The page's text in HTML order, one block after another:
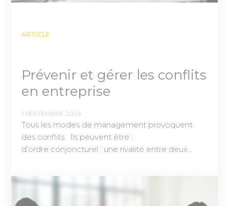
ARTICLE
Prévenir et gérer les conflits
en entreprise
1 SEPTEMBRE 2024
Tous les modes de management provoquent
des conflits. Ils peuvent être :
d’ordre conjoncturel : une rivalité entre deux…